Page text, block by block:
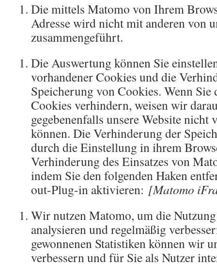
Die mittels Matomo von Ihrem
Adresse wird nicht mit anderen von
zusammengeführt.
Die Auswertung können Sie
vorhandener Cookies und die
Speicherung von Cookies. Wenn Sie
Cookies verhindern, weisen wir
gegebenenfalls unsere Website
können. Die Verhinderung der
durch die Einstellung in ihrem
Verhinderung des Einsatzes von
indem Sie den folgenden Haken
out-Plug-in aktivieren: [Matomo
Wir nutzen Matomo, um die
analysieren und regelmäßig
gewonnenen Statistiken können wir
verbessern und für Sie als Nutzer